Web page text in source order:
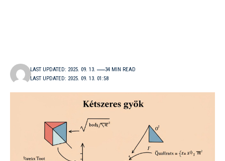
LAST UPDATED: 2025. 09. 13. 01:58
LAST UPDATED: 2025. 09. 13. 34 MIN READ